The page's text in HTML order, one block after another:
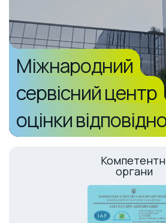
Міжнародний
сервісний центр
оцінки
органи